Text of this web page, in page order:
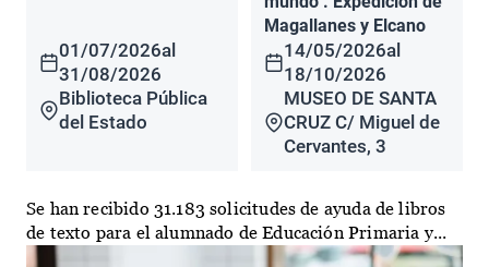
01/07/2026al
31/08/2026
Biblioteca Pública
del Estado
Magallanes y Elcano
14/05/2026al
18/10/2026
MUSEO DE SANTA
CRUZ C/ Miguel de
Cervantes, 3
Se han recibido 31.183 solicitudes de ayuda de libros
de texto para el alumnado de Educación Primaria y...